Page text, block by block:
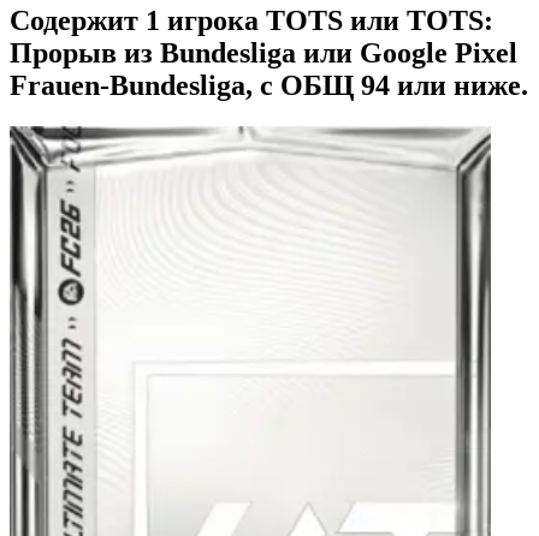
Содержит 1 игрока TOTS или TOTS:
Прорыв из Bundesliga или Google Pixel
Frauen-Bundesliga, с ОБЩ 94 или ниже.